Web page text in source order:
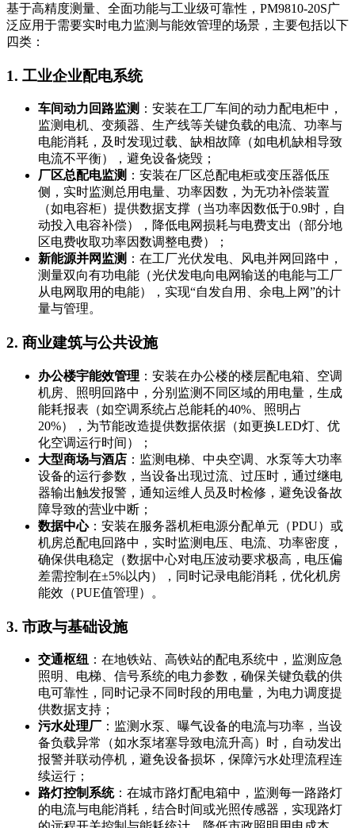
基于高精度测量、全面功能与工业级可靠性，PM9810-20S广
泛应用于需要实时电力监测与能效管理的场景，主要包括以下
四类：
1. 工业企业配电系统
车间动力回路监测 ：安装在工厂车间的动力配电柜中，
监测电机、变频器、生产线等关键负载的电流、功率与
电能消耗，及时发现过载、缺相故障（如电机缺相导致
电流不平衡），避免设备烧毁；
厂区总配电监测 ：安装在厂区总配电柜或变压器低压
侧，实时监测总用电量、功率因数，为无功补偿装置
（如电容柜）提供数据支撑（当功率因数低于0.9时，自
动投入电容补偿），降低电网损耗与电费支出（部分地
区电费收取功率因数调整电费）；
新能源并网监测 ：在工厂光伏发电、风电并网回路中，
测量双向有功电能（光伏发电向电网输送的电能与工厂
从电网取用的电能），实现“自发自用、余电上网”的计
量与管理。
2. 商业建筑与公共设施
办公楼宇能效管理 ：安装在办公楼的楼层配电箱、空调
机房、照明回路中，分别监测不同区域的用电量，生成
能耗报表（如空调系统占总能耗的40%、照明占
20%），为节能改造提供数据依据（如更换LED灯、优
化空调运行时间）；
大型商场与酒店 ：监测电梯、中央空调、水泵等大功率
设备的运行参数，当设备出现过流、过压时，通过继电
器输出触发报警，通知运维人员及时检修，避免设备故
障导致的营业中断；
数据中心：安装在服务器机柜电源分配单元（PDU）或
机房总配电回路中，实时监测电压、电流、功率密度，
确保供电稳定（数据中心对电压波动要求极高，电压偏
差需控制在±5%以内），同时记录电能消耗，优化机房
能效（PUE值管理）。
3. 市政与基础设施
交通枢纽
：在地铁站、高铁站的配电系统中，监测应急
照明、电梯、信号系统的电力参数，确保关键负载的供
电可靠性，同时记录不同时段的用电量，为电力调度提
供数据支持；
污水处理厂 ：监测水泵、曝气设备的电流与功率，当设
备负载异常（如水泵堵塞导致电流升高）时，自动发出
报警并联动停机，避免设备损坏，保障污水处理流程连
续运行；
路灯控制系统：在城市路灯配电箱中，监测每一路路灯
的电流与电能消耗，结合时间或光照传感器，实现路灯